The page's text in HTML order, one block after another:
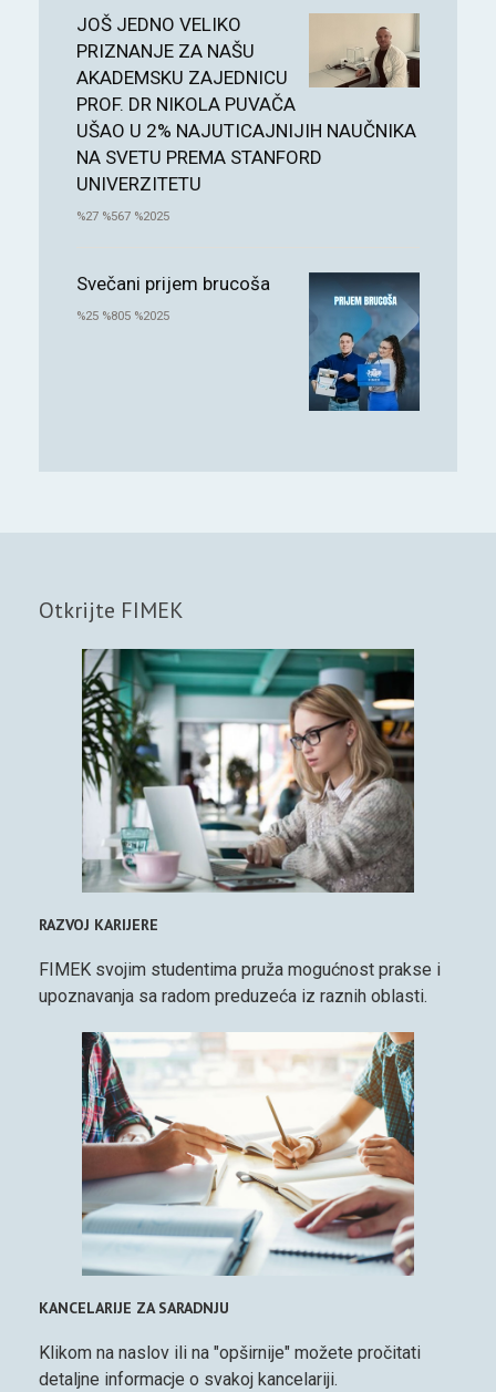
JOŠ JEDNO VELIKO
PRIZNANJE ZA NAŠU
AKADEMSKU ZAJEDNICU
PROF. DR NIKOLA PUVAČA
UŠAO U 2% NAJUTICAJNIJIH NAUČNIKA
NA SVETU PREMA STANFORD
UNIVERZITETU
%27 %567 %2025
Svečani prijem brucoša
%25 %805 %2025
Otkrijte FIMEK
RAZVOJ KARIJERE
FIMEK svojim studentima pruža mogućnost prakse i
upoznavanja sa radom preduzeća iz raznih oblasti.
KANCELARIJE ZA SARADNJU
Klikom na naslov ili na "opširnije" možete pročitati
detaljne informacje o svakoj kancelariji.